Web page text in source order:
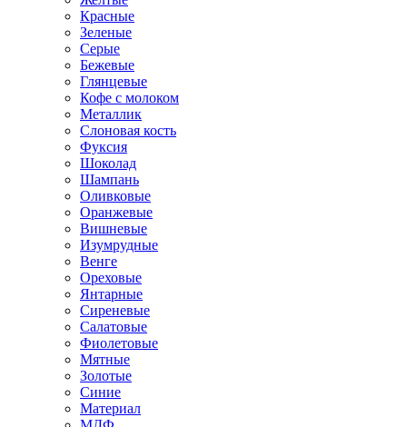
Красные
Зеленые
Серые
Бежевые
Глянцевые
Кофе с молоком
Металлик
Слоновая кость
Фуксия
Шоколад
Шампань
Оливковые
Оранжевые
Вишневые
Изумрудные
Венге
Ореховые
Янтарные
Сиреневые
Салатовые
Фиолетовые
Мятные
Золотые
Синие
Материал